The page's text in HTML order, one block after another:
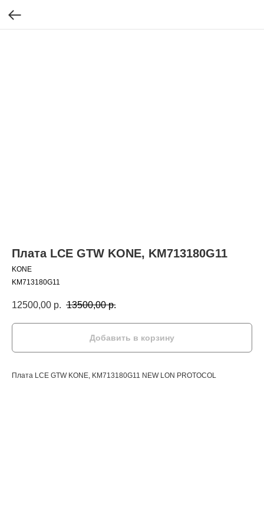
Плата LCE GTW KONE, KM713180G11
KONE
KM713180G11
12500,00 р. 13500,00 р.
Добавить в корзину
Плата LCE GTW KONE, KM713180G11 NEW LON PROTOCOL